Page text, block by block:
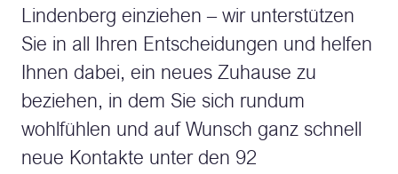
Lindenberg einziehen – wir unterstützen
Sie in all Ihren Entscheidungen und helfen
Ihnen dabei, ein neues Zuhause zu
beziehen, in dem Sie sich rundum
wohlfühlen und auf Wunsch ganz schnell
neue Kontakte unter den 92